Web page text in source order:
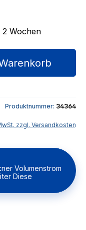
Wochen
Produktnummer: 34364
zzgl. Versandkosten
Volumenstrom
Diese